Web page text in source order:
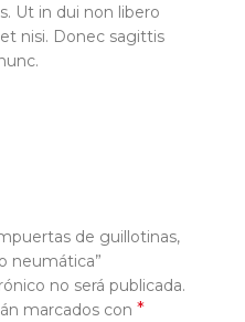
Ut in dui non libero
nisi. Donec sagittis
de guillotinas,
neumática”
no será publicada.
marcados con *